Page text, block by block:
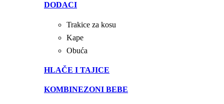
DODACI
Trakice za kosu
Kape
Obuća
HLAČE I TAJICE
KOMBINEZONI BEBE